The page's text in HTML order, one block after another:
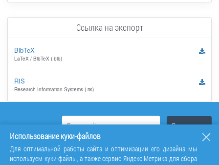
Ссылка на экспорт
BibTeX
LaTeX / BibTeX (.bib)
RIS
Research Information Systems (.ris)
Использование куки-файлов
Для оптимальной работы сайта и оптимизации его дизайна мы
используем куки-файлы, а также сервис Яндекс.Метрика для сбора